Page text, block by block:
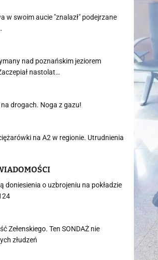
w swoim aucie "znalazł" podejrzane
nad poznańskim jeziorem
nastolat…
drogach. Noga z gazu!
na A2 w regionie. Utrudnienia
doniesienia o uzbrojeniu na pokładzie
Zełenskiego. Ten SONDAŻ nie
złudzeń